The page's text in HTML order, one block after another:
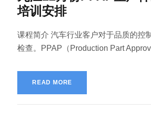
培训安排
课程简介 汽车行业客户对于品质的控
检查。PPAP（Production Part
READ MORE